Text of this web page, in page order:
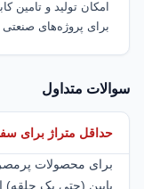
امکان تولید و
برای پروژه‌های
سوالات متداول
حداقل متراژ برای
برای محصولات
پایین (حتی یک